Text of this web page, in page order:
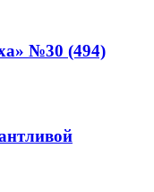
№30 (494)